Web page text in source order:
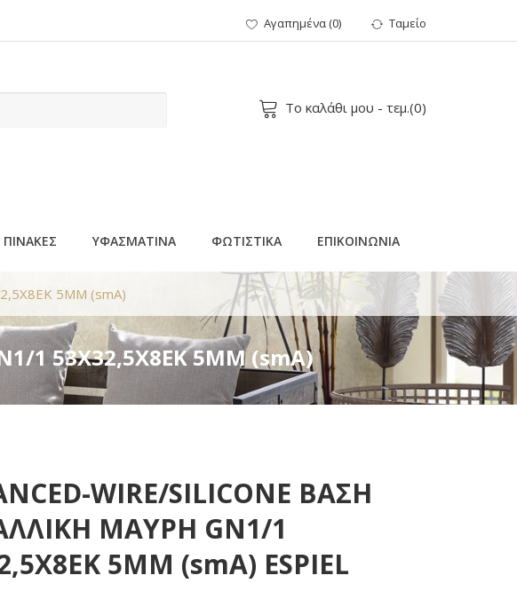
Αγαπημένα(0) Ταμείο
Το καλάθι μου - τεμ.(0)
ΠΙΝΑΚΕΣ ΥΦΑΣΜΑΤΙΝΑ ΦΩΤΙΣΤΙΚΑ ΕΠΙΚΟΙΝΩΝΙΑ
5ΜΜ (smA)
1 53Χ32,5Χ8EK 5ΜΜ (smA)
WIRE/SILICONE ΒΑΣΗ
ΜΑΥΡΗ GN1/1
5ΜΜ (smA) ESPIEL